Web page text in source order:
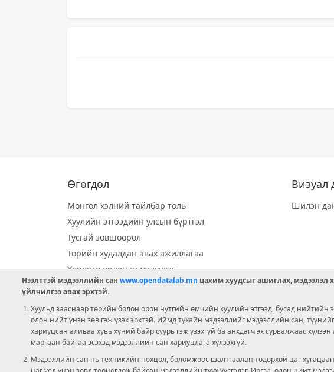
Өгөгдөл
Монгол хэлний тайлбар толь
Хуулийн этгээдийн улсын бүртгэл
Тусгай зөвшөөрөл
Төрийн худалдан авах ажиллагаа
Хөрөнгө орлогын мэдүүлэг
Орон нутгийн хөгжлийн сан
Ээлжит сонгууль
Ашигт малтмал тусгай зөвшөөрөл
Визуал
Шилэн
©
Нээлттэй мэдээллийн сан www.opendatalab.mn цахим хуудсыг ашиглах, мэдээлэл
үйлчилгээ авах эрхтэй.
Хуульд зааснаар төрийн болон орон нутгийн өмчийн хуулийн этгээд, бусад нийтийн
олон нийт үнэн зөв гэж үзэх эрхтэй. Иймд тухайн мэдээллийг мэдээллийн сан,
хариуцсан аливаа хувь хүний байр суурь гэж үзэхгүй ба анхдагч эх сурвалжаас
маргаан байгаа эсэхэд мэдээллийн сан хариуцлага хүлээхгүй.
Мэдээллийн сан нь техникийн нөхцөл, боломжоос шалтгаалан тодорхой цаг